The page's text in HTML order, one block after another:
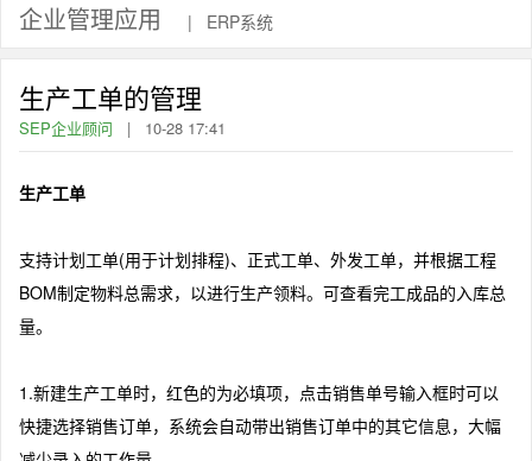
企业管理应用 | ERP系统
生产工单的管理
SEP企业顾问 | 10-28 17:41
生产工单
支持计划工单(用于计划排程)、正式工单、外发工单，并根据工程
BOM制定物料总需求，以进行生产领料。可查看完工成品的入库总
量。
1.新建生产工单时，红色的为必填项，点击销售单号输入框时可以
快捷选择销售订单，系统会自动带出销售订单中的其它信息，大幅